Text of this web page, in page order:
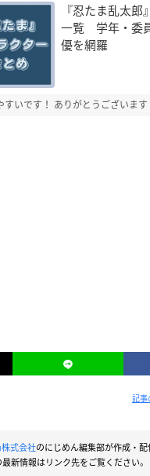
『忍たま乱太
一覧 学年・委
優を網羅
すいです！ ありがとうございます
記事
式会社のにじめん編集部が作成・配
最新情報はリンク先をご覧ください。